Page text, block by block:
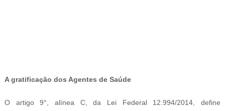
A gratificação dos Agentes de Saúde
O artigo 9°, alínea C, da Lei Federal 12.994/2014, define